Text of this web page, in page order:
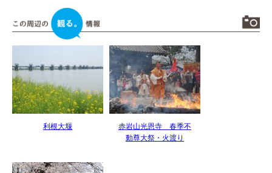
利根大堰
赤岩山光恩寺 春季不
動尊大祭・火渡り